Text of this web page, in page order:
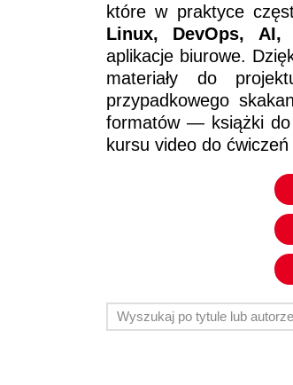
które w praktyce
Linux, DevOps, AI,
aplikacje biurowe.
materiały do
przypadkowego
formatów — książki do
kursu video do